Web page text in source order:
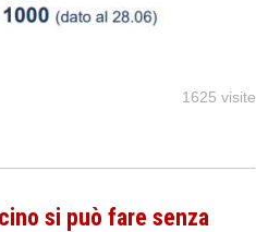
1625 visite
si può fare senza